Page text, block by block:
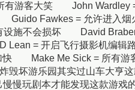
客大笑 John Wardley =
Fawkes = 允许进入
施不会损坏 David
= 开启飞行摄影机编
快 Make Me Sick = 所有
坏游乐园其实过山车大亨这
慢玩剧本才能发现这款游戏